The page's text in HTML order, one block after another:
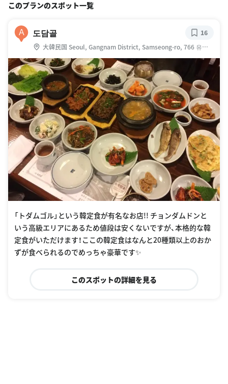
このプランのスポット一覧
A 도담골
大韓民国 Seoul, Gangnam District, Samseong-ro, 766 유림
빌딩
16
「トダムゴル」という韓定食が有名なお店!! チョンダムドンと
いう高級エリアにあるため値段は安くないですが、本格的な韓
定食がいただけます！ここの韓定食はなんと20種類以上のおか
ずが食べられるのでめっちゃ豪華です✨
このスポットの詳細を見る